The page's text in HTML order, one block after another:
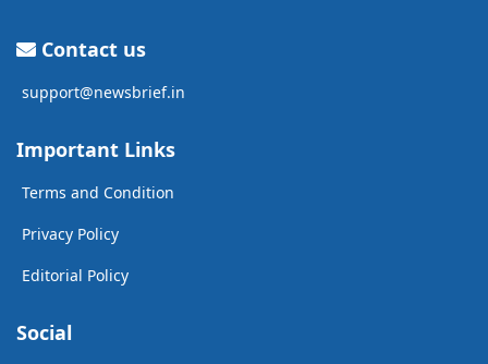
Contact us
support@newsbrief.in
Important Links
Terms and Condition
Privacy Policy
Editorial Policy
Social